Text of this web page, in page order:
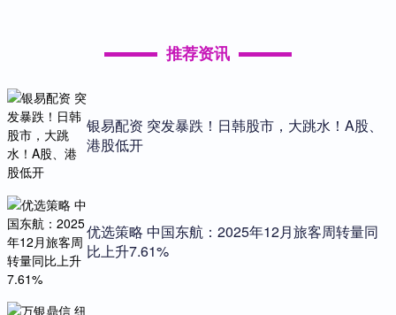
推荐资讯
银易配资 突发暴跌！日韩股市，大跳水！A股、
港股低开
优选策略 中国东航：2025年12月旅客周转量同
比上升7.61%